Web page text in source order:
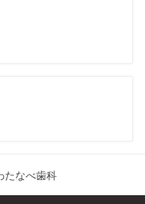
たなべ歯科